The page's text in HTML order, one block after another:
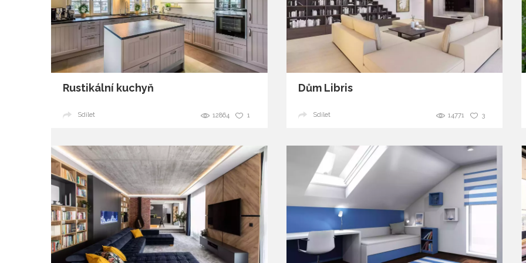
Rustikální kuchyň
1
12864
Sdílet
Dům Libris
3
14771
Sdílet